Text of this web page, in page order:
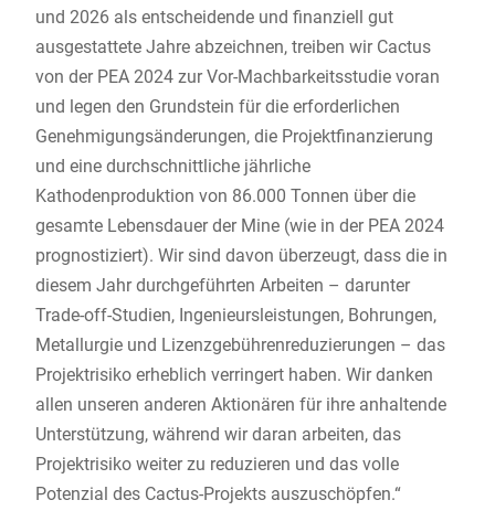
und 2026 als entscheidende und finanziell gut
ausgestattete Jahre abzeichnen, treiben wir Cactus
von der PEA 2024 zur Vor-Machbarkeitsstudie voran
und legen den Grundstein für die erforderlichen
Genehmigungsänderungen, die Projektfinanzierung
und eine durchschnittliche jährliche
Kathodenproduktion von 86.000 Tonnen über die
gesamte Lebensdauer der Mine (wie in der PEA 2024
prognostiziert). Wir sind davon überzeugt, dass die in
diesem Jahr durchgeführten Arbeiten – darunter
Trade-off-Studien, Ingenieursleistungen, Bohrungen,
Metallurgie und Lizenzgebührenreduzierungen – das
Projektrisiko erheblich verringert haben. Wir danken
allen unseren anderen Aktionären für ihre anhaltende
Unterstützung, während wir daran arbeiten, das
Projektrisiko weiter zu reduzieren und das volle
Potenzial des Cactus-Projekts auszuschöpfen.“